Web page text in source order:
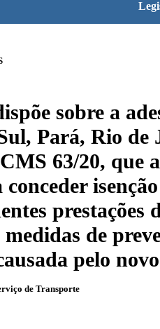
sobre a
Pará, Rio
63/20, que
conceder
prestações
de
pelo
de Transporte